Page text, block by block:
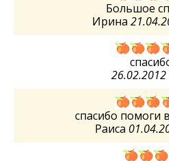
Большое
Ирина
спасибо помоги
Раиса